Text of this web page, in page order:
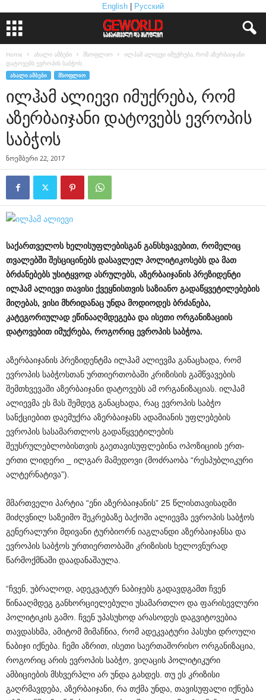
English Русский
Home ახალი ამბები მსოფლიო
ილჰამ ალიევი იმუქრება, რომ აზერბაიჯანი
დატოვებს ევროპის საბჭოს
ᲐᲮᲐᲚᲘ ᲐᲛᲑᲔᲑᲘ ᲛᲡᲝᲤᲚᲘᲝ
ილჰამ ალიევი იმუქრება, რომ
აზერბაიჯანი დატოვებს ევროპის
საბჭოს
ნოემბერი 22, 2017
საქართველოს ხელისუფლებისგან განსხვავებით, რომელიც
თვალებში შესციცინებს დასავლელ პოლიტიკოსებს და მათ
ბრძანებებს უსიტყვოდ ასრულებს, აზერბაიჯანის პრეზიდენტი
ილჰამ ალიევი თავისი ქვეყნისთვის საზიანო გადაწყვეტილებების
მიღებას, ვისი მხრიდანაც უნდა მოდიოდეს ბრძანება,
კატეგორიულად ეწინააღმდეგება და ისეთი ორგანიზაციის
დატოვებით იმუქრება, როგორიც ევროპის საბჭოა.
აზერბაიჯანის პრეზიდენტმა ილჰამ ალიევმა განაცხადა, რომ
ევროპის საბჭოსთან ურთიერთობაში კრიზისის გამწვავების
შემთხვევაში აზერბაიჯანი დატოვებს ამ ორგანიზაციას. ილჰამ
ალიევმა ეს მას შემდეგ განაცხადა, რაც ევროპის საბჭო
სანქციებით დაემუქრა აზერბაიჯანს ადამიანის უფლებების
ევროპის სასამართლოს გადაწყვეტილების
შეუსრულებლობისთვის გაეთავისუფლებინა ოპოზიციის ერთ-
ერთი ლიდერი _ ილგარ მამედოვი (მოძრაობა “რესპუბლიკური
ალტერნატივა”).
მმართველი პარტია “ენი აზერბაიჯანის” 25 წლისთავისადმი
მიძღვნილ საზეიმო შეკრებაზე ბაქოში ალიევმა ევროპის საბჭოს
გენერალური მდივანი ტურბიორნ იაგლანდი აზერბაიჯანსა და
ევროპის საბჭოს ურთიერთობაში კრიზისის ხელოვნურად
წარმოქმნაში დაადანაშაულა.
“ჩვენ, უბრალოდ, ადეკვატურ ნაბიჯებს გადავდგამთ ჩვენ
წინააღმდეგ განხორციელებული უსამართლო და ფარისევლური
პოლიტიკის გამო. ჩვენ უპასუხოდ არასოდეს დაგვიტოვებია
თავდასხმა, ამიტომ მიმაჩნია, რომ ადეკვატური პასუხი დროული
ნაბიჯი იქნება. ჩემი აზრით, ისეთი საერთაშორისო ორგანიზაცია,
როგორიც არის ევროპის საბჭო, ვიღაცის პოლიტიკური
ამბიციების მსხვერპლი არ უნდა გახდეს. თუ ეს კრიზისი
გაღრმავდება, აზერბაიჯანი, რა თქმა უნდა, თავისუფალი იქნება